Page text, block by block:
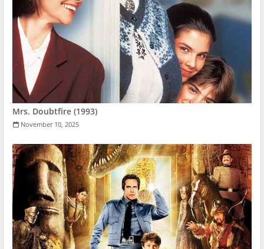
Mrs. Doubtfire (1993)
November 10, 2025